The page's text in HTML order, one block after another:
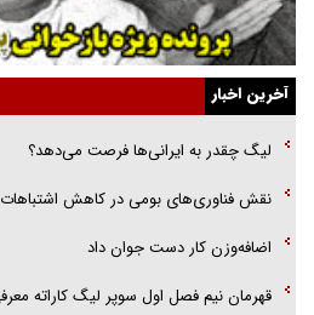
گفت‌وگو با آیت‌الله جاودان/ جفای مخالفان
ارتقا می‌داد
راننده مست به قانون می‌خندد
همه آقای دوربینی شده‌ایم!
قصه ناتمام سرویس مدارس
آیا مقاومت فلسطین خلع‌سلاح می‌شود؟
آخرین اخبار
لیگ چقدر به ایرانی‌ها فرصت می‌دهد؟
نقش فناوری‌های بومی در کاهش
اضافه‌وزن کار دست جوان داد
قهرمان نیم فصل اول سوپر لیگ کاراته